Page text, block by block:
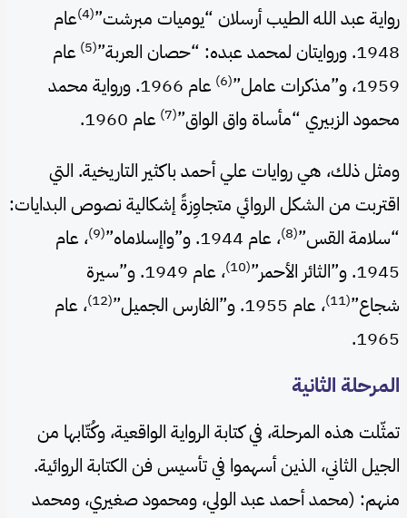
رواية عبد الله الطيب أرسلان “يوميات مبرشت”(4)
عام
1948. وروايتان لمحمد عبده: “حصان العربة”
(5)
عام
1959، و”مذكرات عامل”
(6)
عام 1966. ورواية محمد
محمود الزبيري “مأساة واق الواق”(7)
عام 1960.
ومثل ذلك، هي روايات علي أحمد باكثير التاريخية. التي
اقتربت من الشكل الروائي متجاوِزةً إشكالية نصوص البدايات:
“سلامة القس”(8) ، عام 1944. و”واإسلاماه” (9)
، عام
1945. و”الثائر الأحمر”
(10)
، عام 1949. و”سيرة
شجاع”(11) ، عام 1955. و”الفارس الجميل” (12)
، عام
1965.
المرحلة الثانية
تمثّلت هذه المرحلة، في كتابة الرواية الواقعية، وكُتّابها من
الجيل الثاني، الذين أسهموا في تأسيس فن الكتابة الروائية.
منهم: (محمد أحمد عبد الولي، ومحمود صغيري، ومحمد